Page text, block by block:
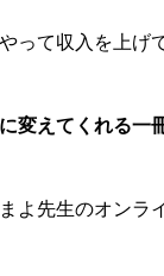
って収入を上げ
変えてくれる一
よ先生のオンラ